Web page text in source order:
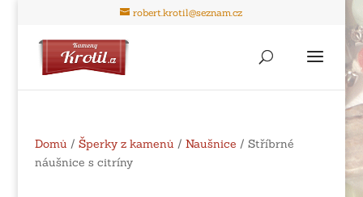
robert.krotil@seznam.cz
Domů / Šperky z kamenů / Naušnice / Stříbrné
náušnice s citríny